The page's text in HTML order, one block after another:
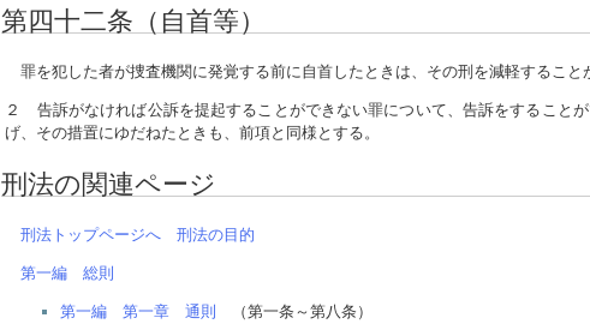
第四十二条（自首等）
罪を犯した者が捜査機関に発覚する前に自首したときは、その刑を減軽すること
２ 告訴がなければ公訴を提起することができない罪について、告訴をすること
げ、その措置にゆだねたときも、前項と同様とする。
刑法の関連ページ
刑法トップページへ 刑法の目的
第一編 総則
第一編 第一章 通則
（第一条～第八条）